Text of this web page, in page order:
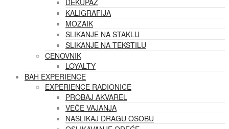
DEKUPAŽ
KALIGRAFIJA
MOZAIK
SLIKANJE NA STAKLU
SLIKANJE NA TEKSTILU
CENOVNIK
LOYALTY
BAH EXPERIENCE
EXPERIENCE RADIONICE
PROBAJ AKVAREL
VEČE VAJANJA
NASLIKAJ DRAGU OSOBU